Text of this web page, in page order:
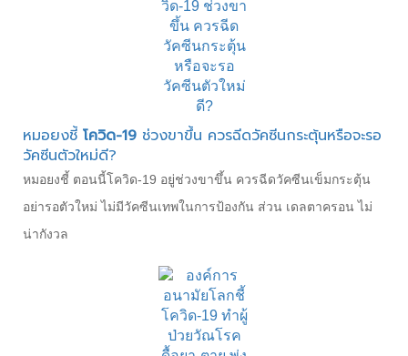
หมอยงชี้ โควิด-19 ช่วงขาขึ้น ควรฉีดวัคซีนกระตุ้นหรือจะรอ
วัคซีนตัวใหม่ดี?
หมอยงชี้ ตอนนี้โควิด-19 อยู่ช่วงขาขึ้น ควรฉีดวัคซีนเข็มกระตุ้น
อย่ารอตัวใหม่ ไม่มีวัคซีนเทพในการป้องกัน ส่วน เดลตาครอน ไม่
น่ากังวล